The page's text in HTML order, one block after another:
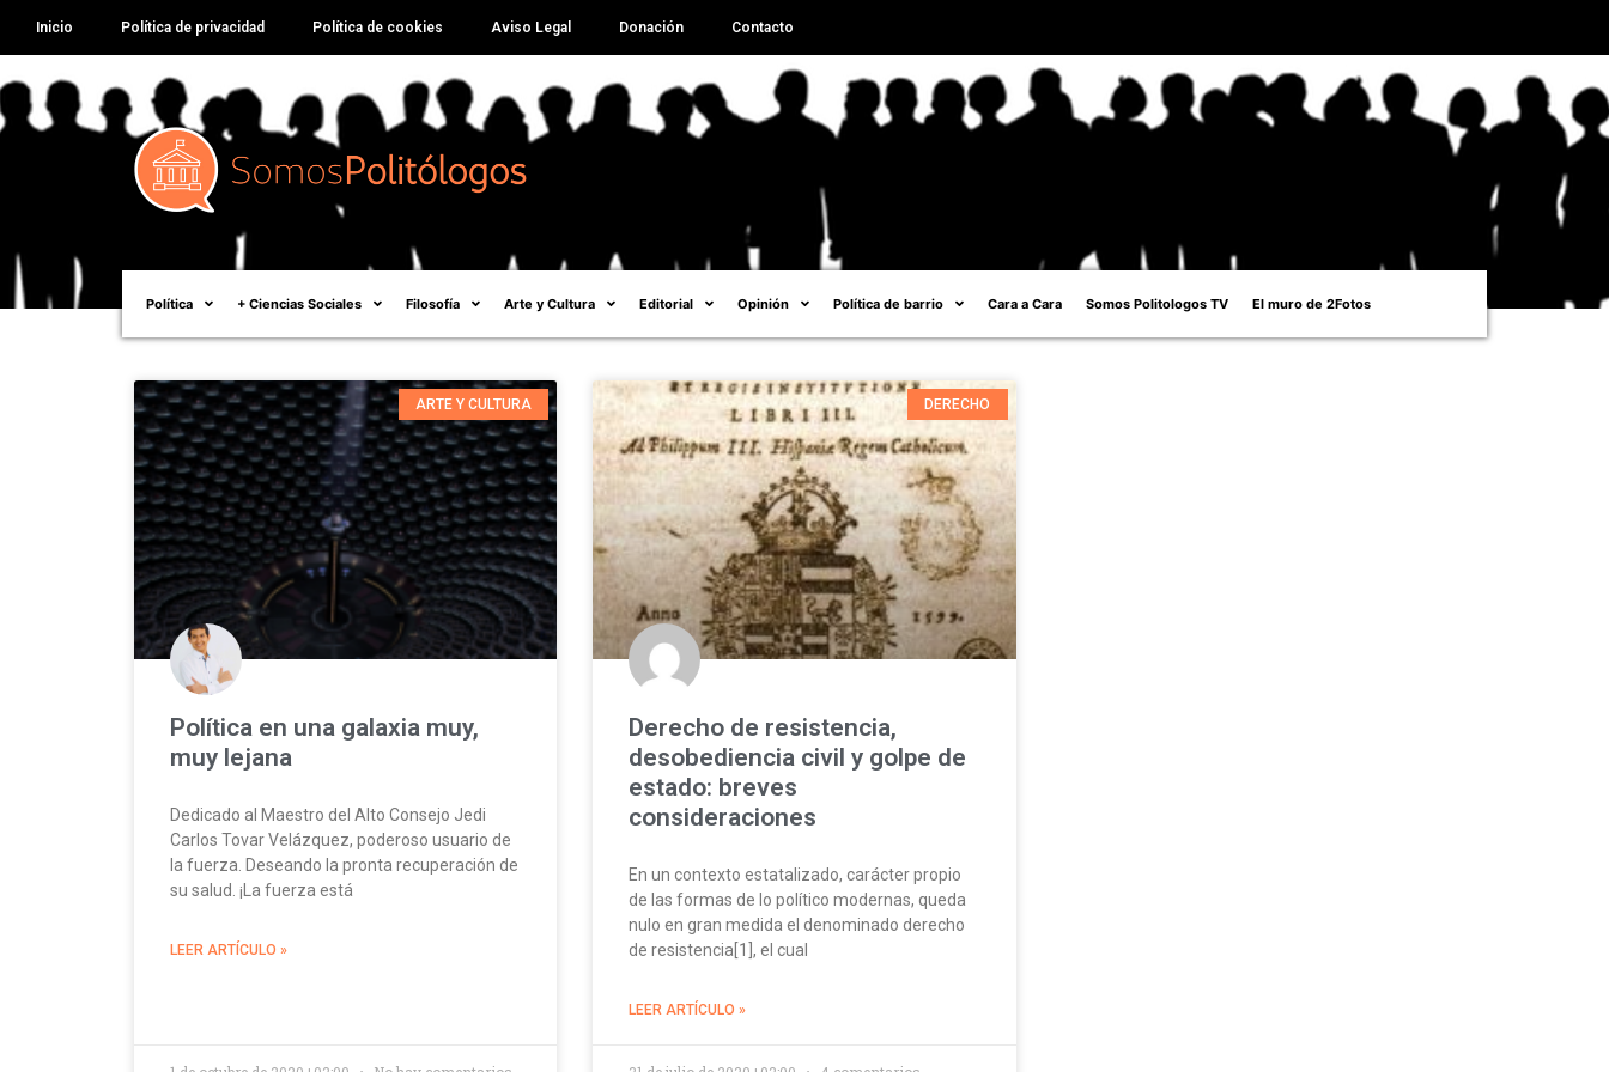
Inicio Política de privacidad Política de cookies Aviso Legal Donación Contacto
Política + Ciencias Sociales Filosofía Arte y Cultura Editorial Opinión Política de barrio Cara a Cara Somos Politologos TV El muro de 2Fotos
ARTE Y CULTURA
Política en una galaxia muy,
muy lejana
Dedicado al Maestro del Alto Consejo Jedi
Carlos Tovar Velázquez, poderoso usuario de
la fuerza. Deseando la pronta recuperación de
su salud. ¡La fuerza está
LEER ARTÍCULO »
DERECHO
Derecho de resistencia,
desobediencia civil y golpe de
estado: breves
consideraciones
En un contexto estatalizado, carácter propio
de las formas de lo político modernas, queda
nulo en gran medida el denominado derecho
de resistencia[1], el cual
LEER ARTÍCULO »